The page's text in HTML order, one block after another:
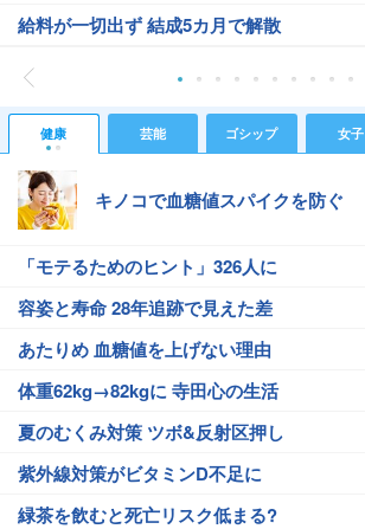
給料が一切出ず 結成5カ月で解散
健康 芸能 ゴシップ 女子
キノコで血糖値スパイクを防ぐ
「モテるためのヒント」326人に
容姿と寿命 28年追跡で見えた差
あたりめ 血糖値を上げない理由
体重62kg→82kgに 寺田心の生活
夏のむくみ対策 ツボ&反射区押し
紫外線対策がビタミンD不足に
緑茶を飲むと死亡リスク低まる?